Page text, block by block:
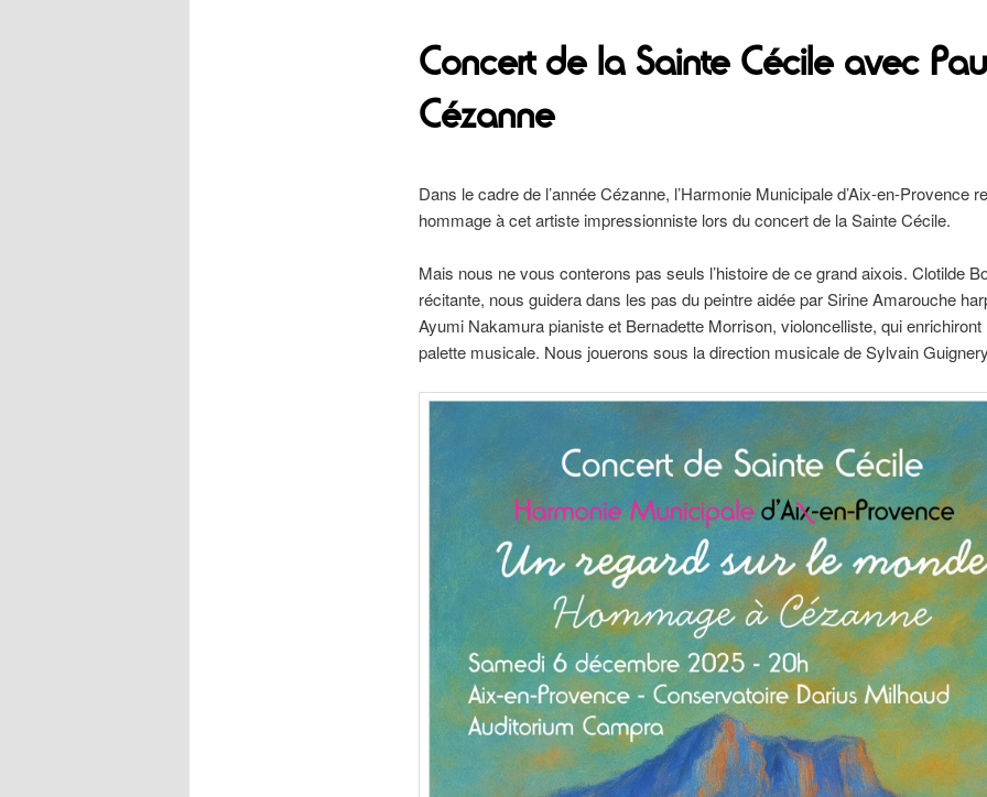
Concert de la Sainte Cécile avec Paul
Cézanne
Dans le cadre de l’année Cézanne, l’Harmonie Municipale d’Aix-en-Provence
hommage à cet artiste impressionniste lors du concert de la Sainte Cécile.
Mais nous ne vous conterons pas seuls l’histoire de ce grand aixois. Clotilde
récitante, nous guidera dans les pas du peintre aidée par Sirine Amarouche
Ayumi Nakamura pianiste et Bernadette Morrison, violoncelliste, qui enrichiront
palette musicale. Nous jouerons sous la direction musicale de Sylvain